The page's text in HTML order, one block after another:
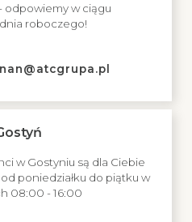
odpowiemy w ciągu
roboczego!
w Gostyniu są dla Ciebie
poniedziałku do piątku w
08:00 - 16:00